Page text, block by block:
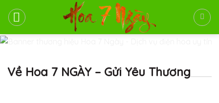
qua
dung
Về Hoa 7 NGÀY – Gửi Yêu Thương